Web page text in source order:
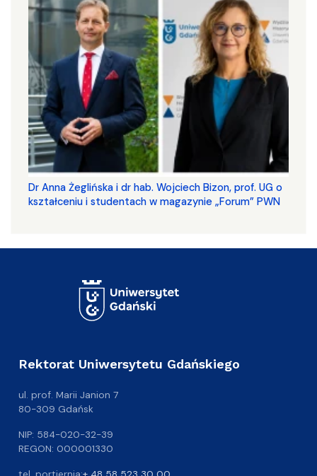
​​​​​​​Dr Anna Żeglińska i dr hab. Wojciech Bizon, prof. UG o
kształceniu i studentach w magazynie „Forum” PWN
Rektorat Uniwersytetu Gdańskiego
ul. prof. Marii Janion 7
80-309 Gdańsk
NIP: 584-020-32-39
REGON: 000001330